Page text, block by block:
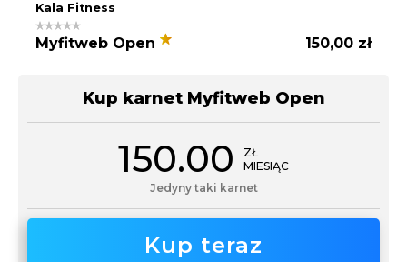
Kala Fitness
Myfitweb Open 150,00 zł
Kup karnet Myfitweb Open
150.00
ZŁ
MIESIĄC
Jedyny taki karnet
Kup teraz